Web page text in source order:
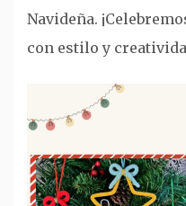
Navideña.
con estilo y